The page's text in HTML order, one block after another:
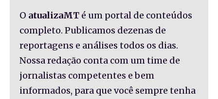
O atualizaMT é um portal de conteúdos
completo. Publicamos dezenas de
reportagens e análises todos os dias.
Nossa redação conta com um time de
jornalistas competentes e bem
informados, para que você sempre tenha